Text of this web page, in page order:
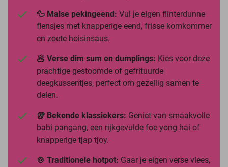
🦆 Malse pekingeend: Vul je eigen flinterdunne
flensjes met knapperige eend, frisse komkommer
en zoete hoisinsaus.
🥟 Verse dim sum en dumplings: Kies voor deze
prachtige gestoomde of gefrituurde
deegkussentjes, perfect om gezellig samen te
delen.
🥡 Bekende klassiekers: Geniet van smaakvolle
babi pangang, een rijkgevulde foe yong hai of
knapperige tjap tjoy.
🍲 Traditionele hotpot: Gaar je eigen verse vlees,